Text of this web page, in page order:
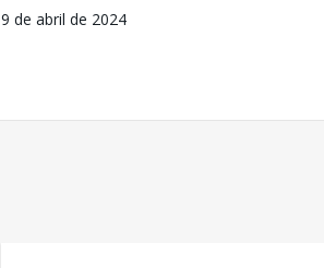
9 de abril de 2024